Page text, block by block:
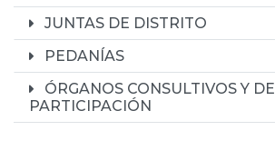
JUNTAS DE DISTRITO
PEDANÍAS
ÓRGANOS CONSULTIVOS Y DE
PARTICIPACIÓN